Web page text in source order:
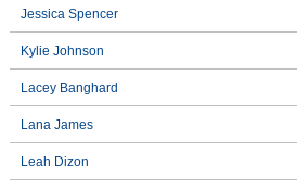
Jessica Spencer
Kylie Johnson
Lacey Banghard
Lana James
Leah Dizon